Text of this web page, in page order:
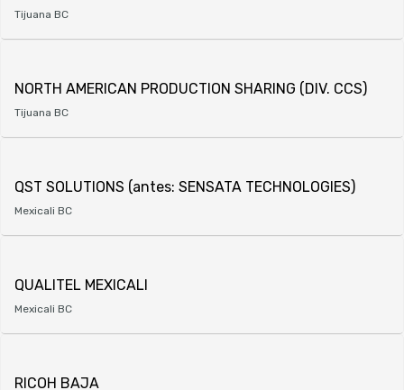
Tijuana BC
NORTH AMERICAN PRODUCTION SHARING (DIV. CCS)
Tijuana BC
QST SOLUTIONS (antes: SENSATA TECHNOLOGIES)
Mexicali BC
QUALITEL MEXICALI
Mexicali BC
RICOH BAJA